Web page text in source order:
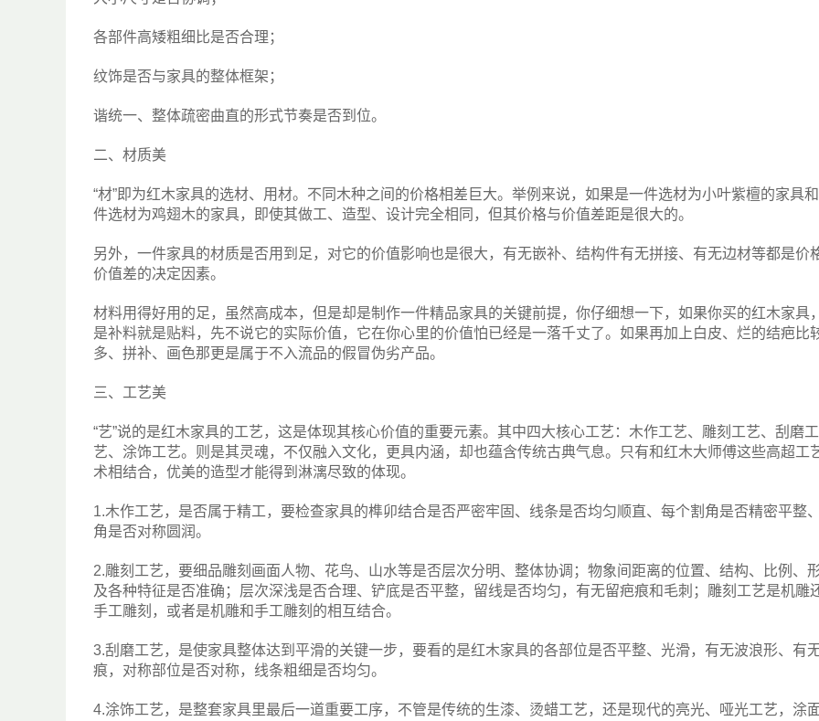
各部件高矮粗细比是否合理；
纹饰是否与家具的整体框架；
谐统一、整体疏密曲直的形式节奏是否到位。
二、材质美
“材”即为红木家具的选材、用材。不同木种之间的价格相差巨大。举例来说，如果是一件选材为小叶紫檀的家具
件选材为鸡翅木的家具，即使其做工、造型、设计完全相同，但其价格与价值差距是很大的。
另外，一件家具的材质是否用到足，对它的价值影响也是很大，有无嵌补、结构件有无拼接、有无边材等都是价
价值差的决定因素。
材料用得好用的足，虽然高成本，但是却是制作一件精品家具的关键前提，你仔细想一下，如果你买的红木家具
是补料就是贴料，先不说它的实际价值，它在你心里的价值怕已经是一落千丈了。如果再加上白皮、烂的结疤比
多、拼补、画色那更是属于不入流品的假冒伪劣产品。
三、工艺美
“艺”说的是红木家具的工艺，这是体现其核心价值的重要元素。其中四大核心工艺：木作工艺、雕刻工艺、刮磨工
艺、涂饰工艺。则是其灵魂，不仅融入文化，更具内涵，却也蕴含传统古典气息。只有和红木大师傅这些高超工
术相结合，优美的造型才能得到淋漓尽致的体现。
1.木作工艺，是否属于精工，要检查家具的榫卯结合是否严密牢固、线条是否均匀顺直、每个割角是否精密平整
角是否对称圆润。
2.雕刻工艺，要细品雕刻画面人物、花鸟、山水等是否层次分明、整体协调；物象间距离的位置、结构、比例、
及各种特征是否准确；层次深浅是否合理、铲底是否平整，留线是否均匀，有无留疤痕和毛刺；雕刻工艺是机雕
手工雕刻，或者是机雕和手工雕刻的相互结合。
3.刮磨工艺，是使家具整体达到平滑的关键一步，要看的是红木家具的各部位是否平整、光滑，有无波浪形、有
痕，对称部位是否对称，线条粗细是否均匀。
4.涂饰工艺，是整套家具里最后一道重要工序，不管是传统的生漆、烫蜡工艺，还是现代的亮光、哑光工艺，涂